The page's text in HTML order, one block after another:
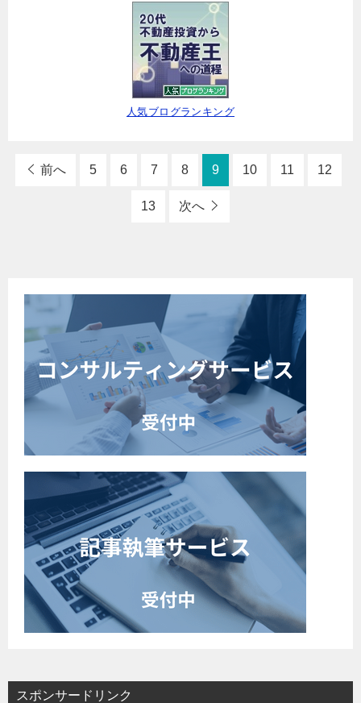
人気ブログランキング
前へ 5 6 7 8 9 10 11 12
13 次へ
スポンサードリンク